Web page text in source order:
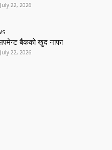
July 22, 2026
बैंकको खुद नाफा
July 22, 2026